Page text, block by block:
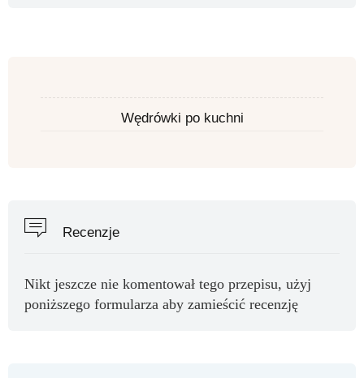
Wędrówki po kuchni
Recenzje
Nikt jeszcze nie komentował tego przepisu, użyj
poniższego formularza aby zamieścić recenzję